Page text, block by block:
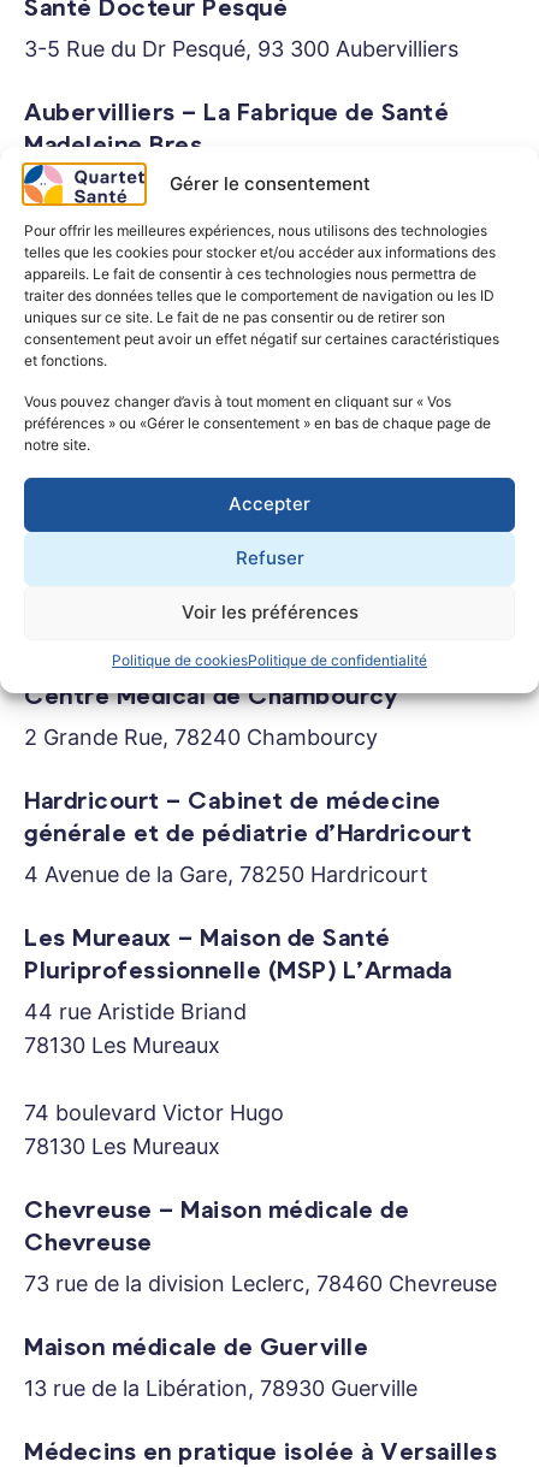
Gérer le consentement
Pour offrir les meilleures expériences, nous utilisons des technologies
telles que les cookies pour stocker et/ou accéder aux informations des
appareils. Le fait de consentir à ces technologies nous permettra de
traiter des données telles que le comportement de navigation ou les ID
uniques sur ce site. Le fait de ne pas consentir ou de retirer son
consentement peut avoir un effet négatif sur certaines caractéristiques
et fonctions.
Vous pouvez changer d’avis à tout moment en cliquant sur « Vos
préférences » ou «Gérer le consentement » en bas de chaque page de
notre site.
Accepter
Refuser
Voir les préférences
Politique de cookiesPolitique de confidentialité
Santé Docteur Pesqué
3-5 Rue du Dr Pesqué, 93 300 Aubervilliers
Aubervilliers – La Fabrique de Santé
Madeleine Bres
20 Rue du Colonel Fabien, 93300 Aubervilliers
Guyancourt – Cabinet de la Princesse de
Cleves
4 Rue de la Princesse de Clèves, 78280
Guyancourt
Cabinet médical à Saint-Germain-en-
Laye
14 place Charles de Gaulle, 78100 Saint-
Germain-en-Laye
Cabinet médical de Gargenville
Centre Medical de Chambourcy
2 Grande Rue, 78240 Chambourcy
Hardricourt – Cabinet de médecine
générale et de pédiatrie d’Hardricourt
4 Avenue de la Gare, 78250 Hardricourt
Les Mureaux – Maison de Santé
Pluriprofessionnelle (MSP) L’Armada
44 rue Aristide Briand
78130 Les Mureaux
74 boulevard Victor Hugo
78130 Les Mureaux
Chevreuse – Maison médicale de
Chevreuse
73 rue de la division Leclerc, 78460 Chevreuse
Maison médicale de Guerville
13 rue de la Libération, 78930 Guerville
Médecins en pratique isolée à Versailles